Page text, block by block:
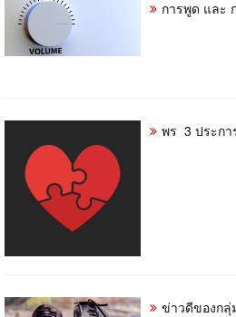
การพูด และ
พร 3 ประก
ข่าวดีของก